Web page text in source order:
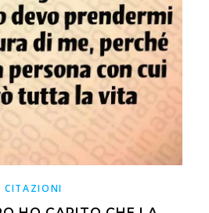
CITAZIONI